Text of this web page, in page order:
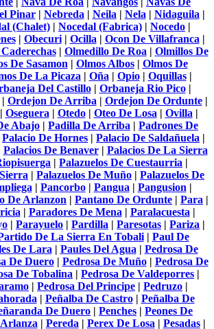
Pinar| Nebreda| Neila| Nela| Nidaguila|
(Chalet) | Nocedal (Fabrica) | Nocedo |
| Obecuri| Ocilla| Ocon De Villafranca|
| Olmedillo De Roa| Olmillos De
De Sasamon| Olmos Albos| Olmos De
De La Picaza| Oña| Opio| Oquillas|
Del Castillo| Orbaneja Rio Pico|
Ordejon De Arriba| Ordejon De Ordunte|
Oseguera| Otedo| Oteo De Losa| Ovilla|
Abajo | Padilla De Arriba | Padrones De
Palacio De Hornes | Palacio De Saldañuela |
Palacios De Benaver| Palacios De La Sierra
| Palazuelos De Cuestaurria |
| Palazuelos De Muño | Palazuelos De
| Pancorbo| Pangua| Pangusion|
De Arlanzon | Pantano De Ordunte | Para |
| Paradores De Mena| Paralacuesta|
| Parayuelo | Pardilla | Paresotas | Pariza |
De La Sierra En Tobali| Paul De
De Lara| Paules Del Agua| Pedrosa De
De Duero| Pedrosa De Muño| Pedrosa De
De Tobalina | Pedrosa De Valdeporres |
| Pedrosa Del Principe | Pedruzo |
| Peñalba De Castro| Peñalba De
De Duero | Penches | Peones De
| Pereda| Perex De Losa| Pesadas|